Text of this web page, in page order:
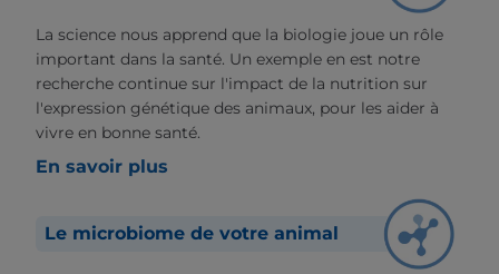
La science nous apprend que la biologie joue un rôle
important dans la santé. Un exemple en est notre
recherche continue sur l'impact de la nutrition sur
l'expression génétique des animaux, pour les aider à
vivre en bonne santé.
En savoir plus
Le microbiome de votre animal